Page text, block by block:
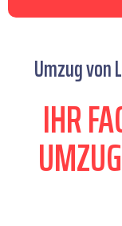
Umzug von
IHR